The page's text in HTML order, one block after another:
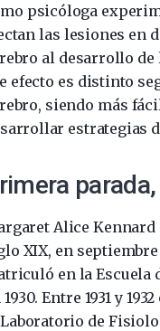
psicóloga
las lesiones en
al desarrollo
efecto es distinto
siendo más
estrategias
Alice
XIX, en
en la Escuela
1930. Entre 1931 y
de